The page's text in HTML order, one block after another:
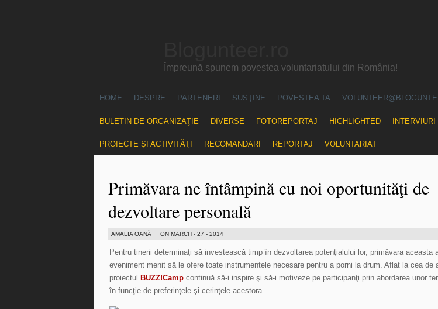
Împreună spunem povestea voluntariatului din România!
HOME DESPRE PARTENERI SUSŢINE POVESTEA TA
BULETIN DE ORGANIZAŢIE DIVERSE FOTOREPORTAJ HIGHLIGHTED INTERVIURI
PROIECTE ŞI ACTIVITĂŢI RECOMANDARI REPORTAJ VOLUNTARIAT
Primăvara ne întâmpină cu noi oportunităţi de
dezvoltare personală
AMALIA OANĂ ON MARCH - 27 - 2014
Pentru tinerii determinaţi să investească timp în dezvoltarea potenţialului lor, primăvara aceasta
eveniment menit să le ofere toate instrumentele necesare pentru a porni la drum. Aflat la cea de
proiectul BUZZ!Camp continuă să-i inspire şi să-i motiveze pe participanţi prin abordarea unor
în funcţie de preferinţele şi cerinţele acestora.